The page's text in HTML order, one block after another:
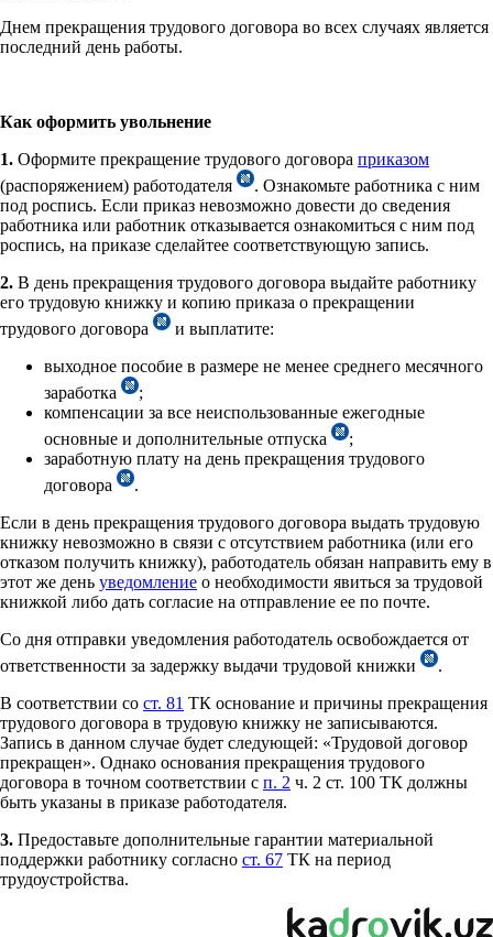
Днем прекращения трудового договора во всех случаях является
последний день работы.
Как оформить увольнение
1. Оформите прекращение трудового договора приказом
(распоряжением) работодателя
. Ознакомьте работника с ним
под роспись. Если приказ невозможно довести до сведения
работника или работник отказывается ознакомиться с ним под
роспись, на приказе сделайтее соответствующую запись.
2. В день прекращения трудового договора выдайте работнику
его трудовую книжку и копию приказа о прекращении
трудового договора
и выплатите:
выходное пособие в размере не менее среднего месячного
заработка
;
компенсации за все неиспользованные ежегодные
основные и дополнительные отпуска
;
заработную плату на день прекращения трудового
договора
.
Если в день прекращения трудового договора выдать трудовую
книжку невозможно в связи с отсутствием работника (или его
отказом получить книжку), работодатель обязан направить ему в
этот же день уведомление о необходимости явиться за трудовой
книжкой либо дать согласие на отправление ее по почте.
Со дня отправки уведомления работодатель освобождается от
ответственности за задержку выдачи трудовой книжки
.
В соответствии со ст. 81 ТК основание и причины прекращения
трудового договора в трудовую книжку не записываются.
Запись в данном случае будет следующей: «Трудовой договор
прекращен». Однако основания прекращения трудового
договора в точном соответствии с п. 2 ч. 2 ст. 100 ТК должны
быть указаны в приказе работодателя.
3. Предоставьте дополнительные гарантии материальной
поддержки работнику согласно ст. 67 ТК на период
трудоустройства.